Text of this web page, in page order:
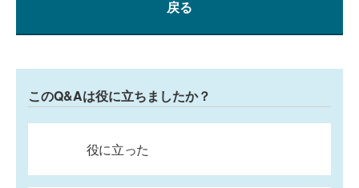
戻る
このQ&Aは役に立ちましたか？
役に立った